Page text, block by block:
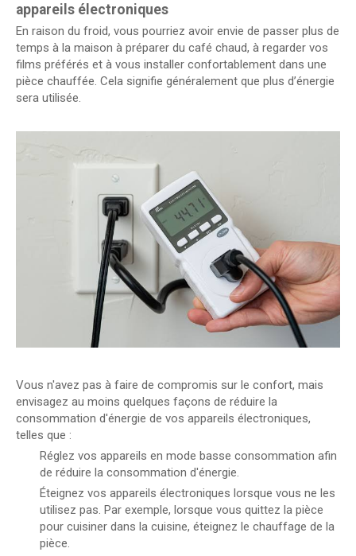
appareils électroniques
En raison du froid, vous pourriez avoir envie de passer plus de
temps à la maison à préparer du café chaud, à regarder vos
films préférés et à vous installer confortablement dans une
pièce chauffée. Cela signifie généralement que plus d’énergie
sera utilisée.
Vous n'avez pas à faire de compromis sur le confort, mais
envisagez au moins quelques façons de réduire la
consommation d'énergie de vos appareils électroniques,
telles que :
Réglez vos appareils en mode basse consommation afin
de réduire la consommation d'énergie.
Éteignez vos appareils électroniques lorsque vous ne les
utilisez pas. Par exemple, lorsque vous quittez la pièce
pour cuisiner dans la cuisine, éteignez le chauffage de la
pièce.